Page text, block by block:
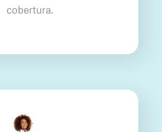
cobertura.